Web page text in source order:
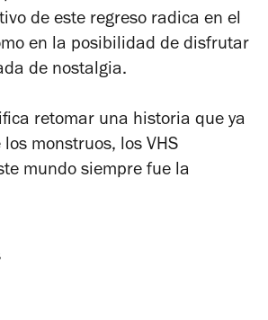
de este regreso radica en el
en la posibilidad de disfrutar
de nostalgia.
retomar una historia que ya
monstruos, los VHS
mundo siempre fue la